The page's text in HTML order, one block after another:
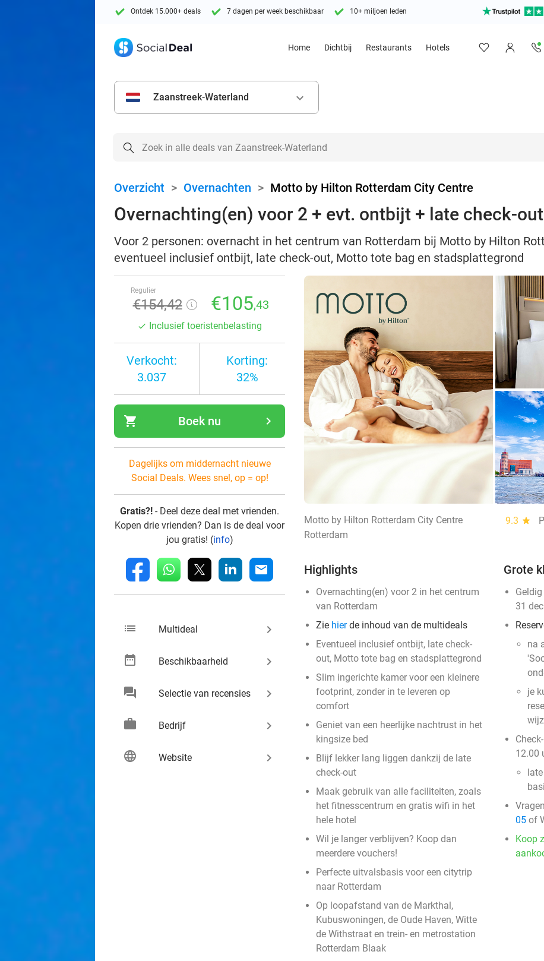
Ontdek 15.000+ deals 7 dagen per week beschikbaar 10+ miljoen leden
Home Dichtbij Restaurants Hotels
Zaanstreek-Waterland keyboard_arrow_down
Overzicht > Overnachten > Motto by Hilton Rotterdam City Centre
Overnachting(en) voor 2 + evt. ontbijt + late check-out
Voor 2 personen: overnacht in het centrum van Rotterdam bij Motto by Hilton
eventueel inclusief ontbijt, late check-out, Motto tote bag en stadsplattegrond
Regulier
€154,42 €105,43
Inclusief toeristenbelasting
Verkocht:
3.037
Korting:
32%
shopping_cart navigate_next
Boek nu
Dagelijks om middernacht nieuwe
Social Deals. Wees snel, op = op!
Gratis?! - Deel deze deal met vrienden.
Kopen drie vrienden? Dan is de deal voor
jou gratis! (info)
fb whatsapp linkedin mail
list Multideal keyboard_arrow_right
date_range Beschikbaarheid keyboard_arrow_right
chat Selectie van recensies keyboard_arrow_right
work Bedrijf keyboard_arrow_right
language Website keyboard_arrow_right
Motto by Hilton Rotterdam City Centre 9.3 star
Rotterdam
Highlights
Overnachting(en) voor 2 in het centrum
van Rotterdam
Zie hierde inhoud van de multideals
Eventueel inclusief ontbijt, late check-
out, Motto tote bag en stadsplattegrond
Slim ingerichte kamer voor een kleinere
footprint, zonder in te leveren op
comfort
Geniet van een heerlijke nachtrust in het
kingsize bed
Blijf lekker lang liggen dankzij de late
check-out
Maak gebruik van alle faciliteiten, zoals
het fitnesscentrum en gratis wifi in het
hele hotel
Wil je langer verblijven? Koop dan
meerdere vouchers!
Perfecte uitvalsbasis voor een citytrip
naar Rotterdam
Op loopafstand van de Markthal,
Kubuswoningen, de Oude Haven, Witte
de Withstraat en trein- en metrostation
Rotterdam Blaak
Grote
31
na
je
12.00
05 of
Koop